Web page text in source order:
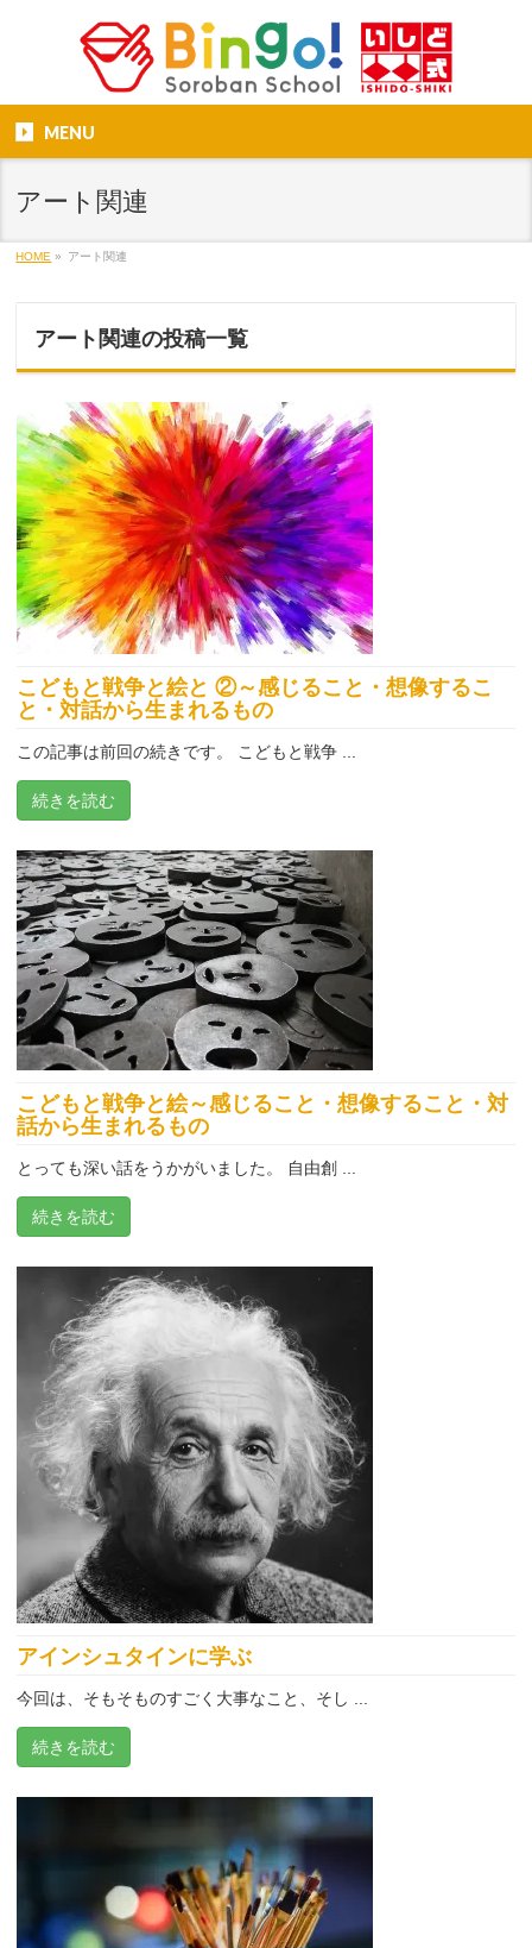
MENU
アート関連
HOME » アート関連
アート関連の投稿一覧
こどもと戦争と絵と ②～感じること・想像するこ
と・対話から生まれるもの
この記事は前回の続きです。 こどもと戦争 ...
続きを読む
こどもと戦争と絵～感じること・想像すること・対
話から生まれるもの
とっても深い話をうかがいました。 自由創 ...
続きを読む
アインシュタインに学ぶ
今回は、そもそものすごく大事なこと、そし ...
続きを読む